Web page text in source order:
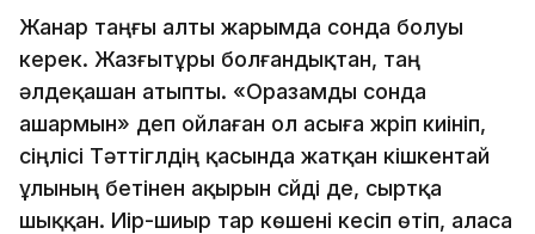
Жанар таңғы алты жарымда сонда болуы
керек. Жазғытұры болғандықтан, таң
әлдеқашан атыпты. «Оразамды сонда
ашармын» деп ойлаған ол асыға жүріп киініп,
сіңлісі Тәттігүлдің қасында жатқан кішкентай
ұлының бетінен ақырын сүйді де, сыртқа
шыққан. Иір-шиыр тар көшені кесіп өтіп, аласа